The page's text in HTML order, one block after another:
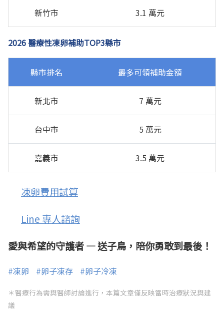
新竹市 3.1 萬元
2026 醫療性凍卵補助TOP3縣市
縣市排名 最多可領補助金額
新北市 7 萬元
台中市 5 萬元
嘉義市 3.5 萬元
凍卵費用試算
Line 專人諮詢
愛與希望的守護者 — 送子鳥，陪你勇敢到最後！
#凍卵 #卵子凍存 #卵子冷凍
＊醫療行為需與醫師討論進行，本篇文章僅反映當時治療狀況與建
議